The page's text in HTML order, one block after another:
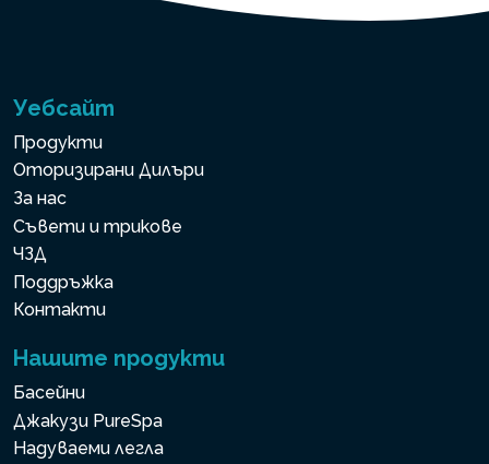
Уебсайт
Продукти
Оторизирани Дилъри
За нас
Съвети и трикове
ЧЗД
Поддръжка
Контакти
Нашите продукти
Басейни
Джакузи PureSpa
Надуваеми легла